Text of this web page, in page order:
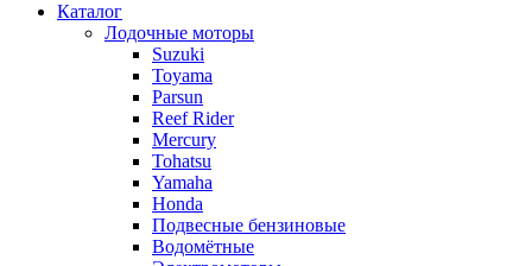
Каталог
Лодочные моторы
Suzuki
Toyama
Parsun
Reef Rider
Mercury
Tohatsu
Yamaha
Honda
Подвесные бензиновые
Водомётные